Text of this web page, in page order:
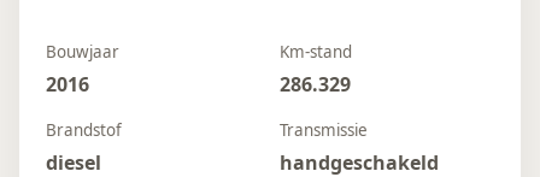
Bouwjaar
2016
Km-stand
286.329
Brandstof
diesel
Transmissie
handgeschakeld